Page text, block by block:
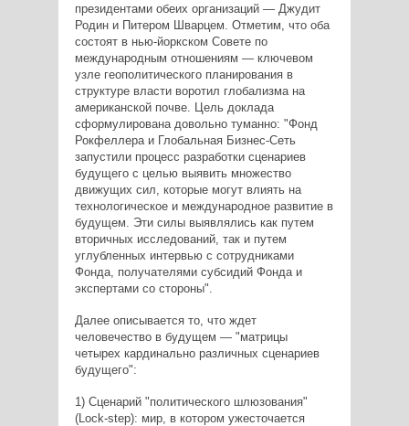
президентами обеих организаций — Джудит
Родин и Питером Шварцем. Отметим, что оба
состоят в нью-йоркском Совете по
международным отношениям — ключевом
узле геополитического планирования в
структуре власти воротил глобализма на
американской почве. Цель доклада
сформулирована довольно туманно: "Фонд
Рокфеллера и Глобальная Бизнес-Сеть
запустили процесс разработки сценариев
будущего с целью выявить множество
движущих сил, которые могут влиять на
технологическое и международное развитие в
будущем. Эти силы выявлялись как путем
вторичных исследований, так и путем
углубленных интервью с сотрудниками
Фонда, получателями субсидий Фонда и
экспертами со стороны".
Далее описывается то, что ждет
человечество в будущем — "матрицы
четырех кардинально различных сценариев
будущего":
1) Сценарий "политического шлюзования"
(Loсk-step): мир, в котором ужесточается